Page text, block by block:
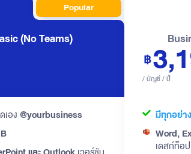
Popular
(No Teams)
เอง@yourbusiness
/ บัญชี / ปี
มีทุกอย่า
Word,
เดสก์ท็อป